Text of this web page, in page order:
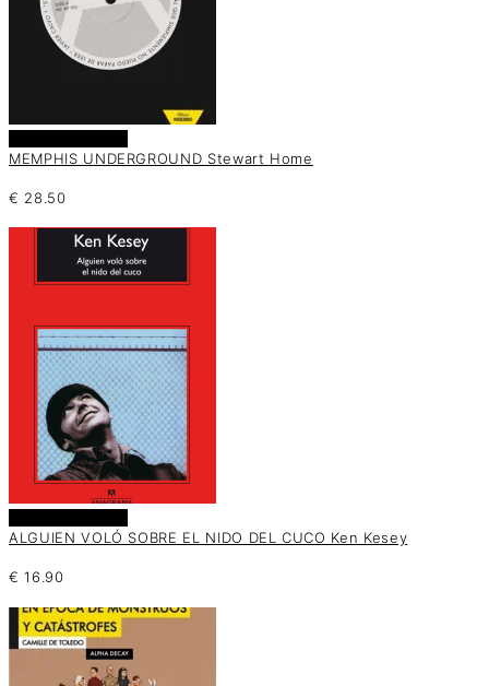
MEMPHIS UNDERGROUND Stewart Home
€ 28.50
ALGUIEN VOLÓ SOBRE EL NIDO DEL CUCO Ken Kesey
€ 16.90